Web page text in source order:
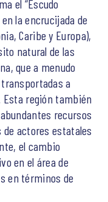
el “Escudo
la encrucijada de
Caribe y Europa),
natural de las
que a menudo
a
Esta región también
recursos
actores estatales
el cambio
en el área de
en términos de